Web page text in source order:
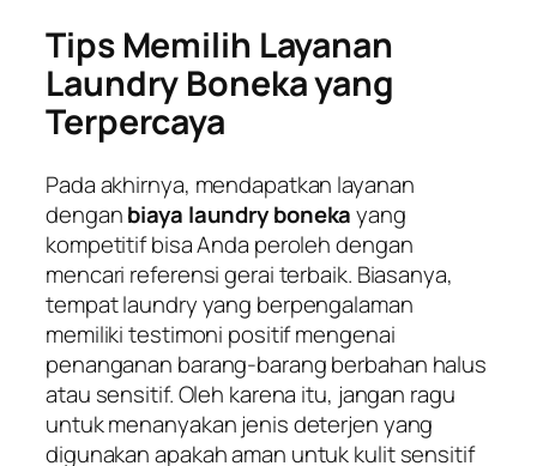
Tips Memilih Layanan
Laundry Boneka yang
Terpercaya
Pada akhirnya, mendapatkan layanan
denganbiaya laundry bonekayang
kompetitif bisa Anda peroleh dengan
mencari referensi gerai terbaik. Biasanya,
tempat laundry yang berpengalaman
memiliki testimoni positif mengenai
penanganan barang-barang berbahan halus
atau sensitif. Oleh karena itu, jangan ragu
untuk menanyakan jenis deterjen yang
digunakan apakah aman untuk kulit sensitif